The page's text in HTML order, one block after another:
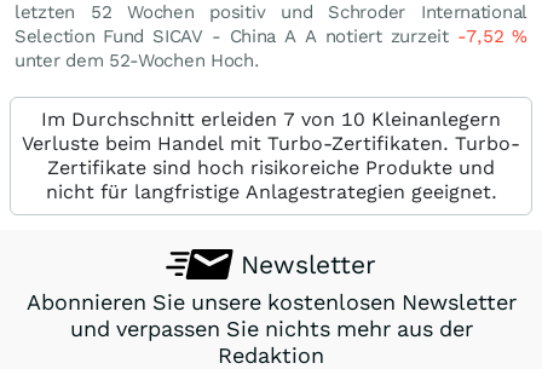
letzten 52 Wochen positiv und Schroder International
Selection Fund SICAV - China A A notiert zurzeit -7,52%
unter dem 52-Wochen Hoch.
Im Durchschnitt erleiden 7 von 10 Kleinanlegern
Verluste beim Handel mit Turbo-Zertifikaten. Turbo-
Zertifikate sind hoch risikoreiche Produkte und
nicht für langfristige Anlagestrategien geeignet.
Newsletter
Abonnieren Sie unsere kostenlosen Newsletter
und verpassen Sie nichts mehr aus der
Redaktion